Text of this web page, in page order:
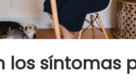
los síntomas